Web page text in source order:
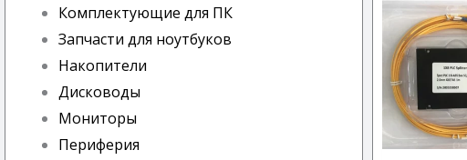
Комплектующие для ПК
Запчасти для ноутбуков
Накопители
Дисководы
Мониторы
Периферия